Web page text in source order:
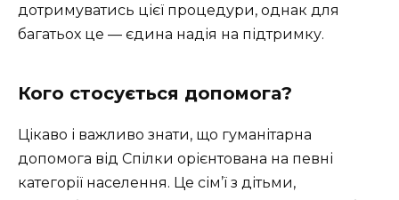
дотримуватись цієї процедури, однак для
багатьох це — єдина надія на підтримку.
Кого стосується допомога?
Цікаво і важливо знати, що гуманітарна
допомога від Спілки орієнтована на певні
категорії населення. Це сім’ї з дітьми,